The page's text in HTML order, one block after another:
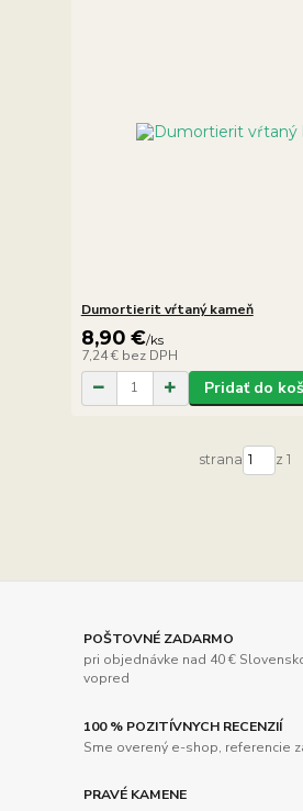
Dumortierit vŕtaný kameň
8,90 €/ks
7,24 € bez DPH
Pridať do
strana z 1
POŠTOVNÉ ZADARMO
pri objednávke nad 40 €
vopred
100 % POZITÍVNYCH RECENZIÍ
Sme overený e-shop, referencie
PRAVÉ KAMENE